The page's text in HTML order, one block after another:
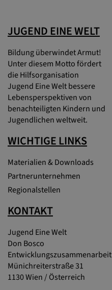
JUGEND EINE WELT
Bildung überwindet Armut!
Unter diesem Motto fördert
die Hilfsorganisation
Jugend Eine Welt bessere
Lebensperspektiven von
benachteiligten Kindern und
Jugendlichen weltweit.
WICHTIGE LINKS
Materialien & Downloads
Partnerunternehmen
Regionalstellen
KONTAKT
Jugend Eine Welt
Don Bosco
Entwicklungszusammenarbeit
Münichreiterstraße 31
1130 Wien / Österreich